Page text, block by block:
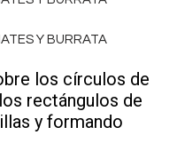
los círculos de
rectángulos de
y formando